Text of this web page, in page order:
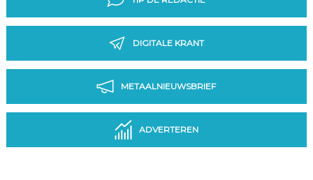
DIGITALE KRANT
METAALNIEUWSBRIEF
ADVERTEREN